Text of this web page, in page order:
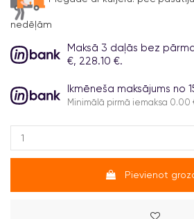
nedēļām
Maksā 3 daļās bez
€, 228.10 €.
Ikmēneša maksājums no
Minimālā pirmā iemaksa 0.00
Pievienot